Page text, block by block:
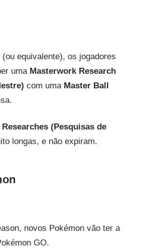
(ou equivalente), os jogadores
uma Masterwork Research
com uma Master Ball
(Pesquisas de
longas, e não expiram.
novos Pokémon vão ter a
GO.